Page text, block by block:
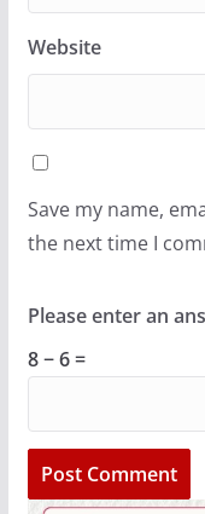
Website
Save my name,
the next time I
Please enter an
8 − 6 =